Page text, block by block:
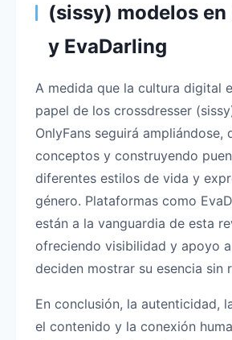
(sissy) modelos en
y EvaDarling
A medida que la cultura digital
papel de los crossdresser
OnlyFans seguirá ampliándose,
conceptos y construyendo
diferentes estilos de vida y
género. Plataformas como
están a la vanguardia de esta
ofreciendo visibilidad y apoyo
deciden mostrar su esencia sin
En conclusión, la autenticidad,
el contenido y la conexión